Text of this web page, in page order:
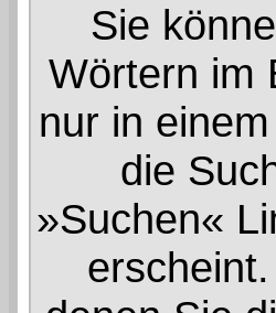
Sie
Wörtern im
nur in
die
»Suchen«